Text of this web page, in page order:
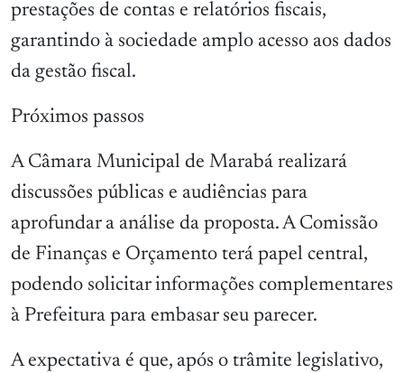
prestações de contas e relatórios fiscais,
garantindo à sociedade amplo acesso aos dados
da gestão fiscal.
Próximos passos
A Câmara Municipal de Marabá realizará
discussões públicas e audiências para
aprofundar a análise da proposta. A Comissão
de Finanças e Orçamento terá papel central,
podendo solicitar informações complementares
à Prefeitura para embasar seu parecer.
A expectativa é que, após o trâmite legislativo,